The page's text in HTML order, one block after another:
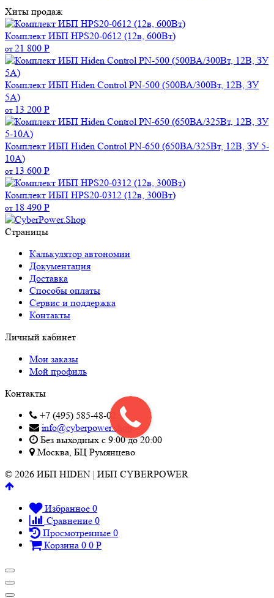
Хиты продаж
Комплект ИБП HPS20-0612 (12в, 600Вт)
от 21 800 Р
Комплект ИБП Hiden Control PN-500 (500ВА/300Вт, 12В, ЗУ
5А)
от 13 200 Р
Комплект ИБП Hiden Control PN-650 (650ВА/325Вт, 12В, ЗУ 5-
10А)
от 13 600 Р
Комплект ИБП HPS20-0312 (12в, 300Вт)
от 18 490 Р
Страницы
Калькулятор автономии
Документация
Доставка
Способы оплаты
Сервис и поддержка
Контакты
Личный кабинет
Мои заказы
Мой профиль
Контакты
+7 (495) 585-48-02
info@cyberpower.shop
Без выходных с 9:00 до 20:00
Москва, БЦ Румянцево
© 2026 ИБП HIDEN | ИБП CYBERPOWER
Избранное 0
Сравнение 0
Просмотренные 0
Корзина 0 0 Р